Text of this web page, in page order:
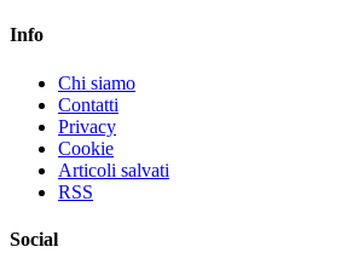
Info
Chi siamo
Contatti
Privacy
Cookie
Articoli salvati
RSS
Social